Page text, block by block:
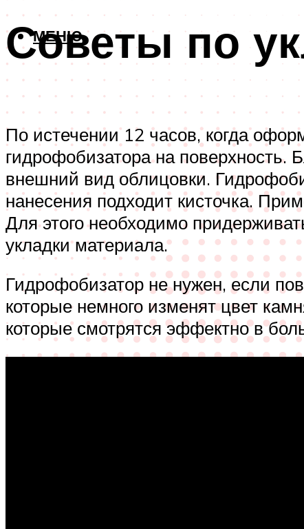
МЕНЮ
Советы по
По истечении 12 часов, когда
гидрофобизатора на поверхность.
внешний вид облицовки.
нанесения подходит кисточка.
Для этого необходимо
укладки материала.
Гидрофобизатор не нужен, если
которые немного изменят цвет
которые смотрятся эффектно в